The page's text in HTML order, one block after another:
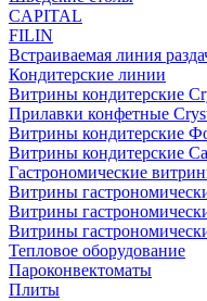
CAPITAL
FILIN
Встраиваемая линия
Кондитерские линии
Витрины кондитерские
Прилавки конфетные
Витрины кондитерские
Витрины кондитерские
Гастрономические
Витрины
Витрины
Витрины
Тепловое оборудование
Пароконвектоматы
Плиты